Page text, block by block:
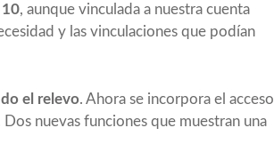
10, aunque vinculada a nuestra cuenta
y las vinculaciones que podían
el relevo. Ahora se incorpora el acceso
Dos nuevas funciones que muestran una